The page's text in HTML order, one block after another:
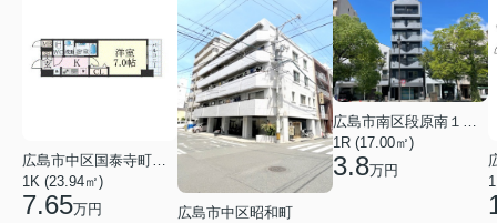
広島市中区国泰寺町２丁目
1K (23.94㎡)
7.65万円
広島市中区昭和町
広島市南区段原南１丁目
1R (17.00㎡)
3.8万円